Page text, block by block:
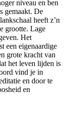
niveau en ben
gemaakt. De
heeft z’n
grootte. Lage
Het
een eigenaardige
grote kracht van
het leven lijden is
vind je in
en door te
en